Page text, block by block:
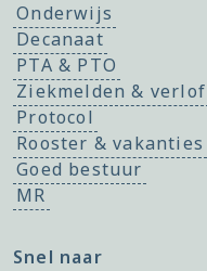
Onderwijs
Decanaat
PTA & PTO
Ziekmelden & verlof
Protocol
Rooster & vakanties
Goed bestuur
MR
Snel naar